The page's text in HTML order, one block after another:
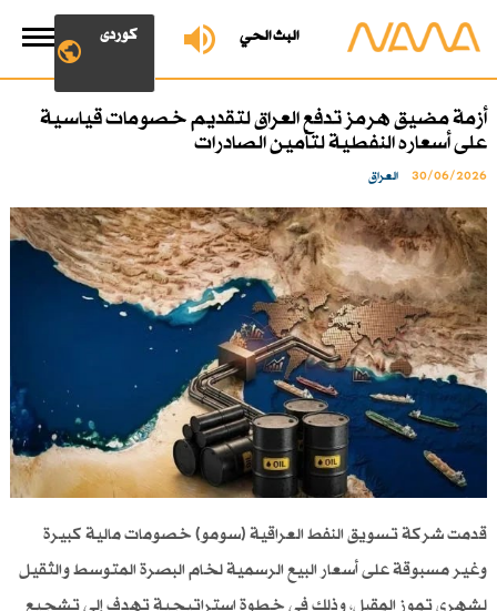
البث الحي کوردی
أزمة مضيق هرمز تدفع العراق لتقديم خصومات قياسية
على أسعاره النفطية لتأمين الصادرات
30/06/2026 العراق
قدمت شركة تسويق النفط العراقية (سومو) خصومات مالية كبيرة
وغير مسبوقة على أسعار البيع الرسمية لخام البصرة المتوسط والثقيل
لشهري تموز المقبل، وذلك في خطوة استراتيجية تهدف إلى تشجيع